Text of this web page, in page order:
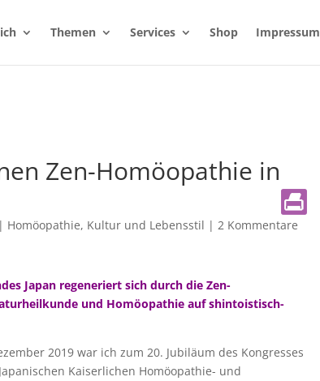
Themen Services Shop Impressum
Zen-Homöopathie in
Homöopathie, Kultur und Lebensstil | 2 Kommentare
Japan regeneriert sich durch die Zen-
und Homöopathie auf shintoistisch-
2019 war ich zum 20. Jubiläum des Kongresses
Kaiserlichen Homöopathie- und